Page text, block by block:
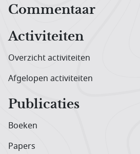
Hoofdnavigatiemenu
Commentaar
Activiteiten
Overzicht activiteiten
Afgelopen activiteiten
Publicaties
Boeken
Papers